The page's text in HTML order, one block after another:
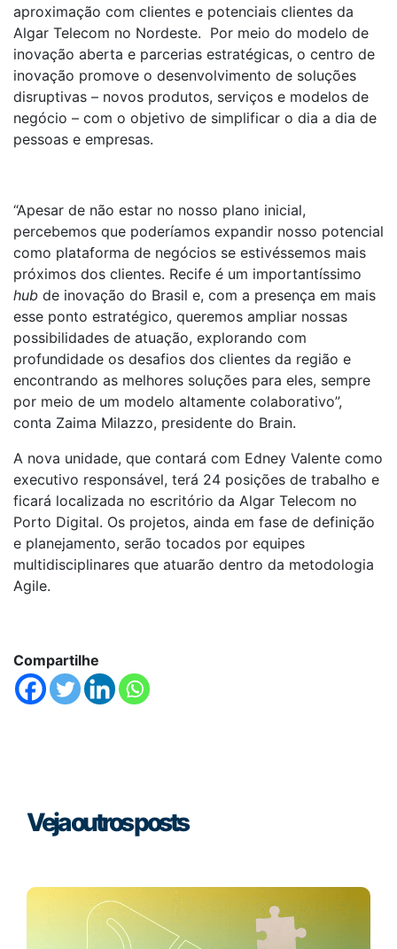
aproximação com clientes e potenciais clientes da
Algar Telecom no Nordeste. Por meio do modelo de
inovação aberta e parcerias estratégicas, o centro de
inovação promove o desenvolvimento de soluções
disruptivas – novos produtos, serviços e modelos de
negócio – com o objetivo de simplificar o dia a dia de
pessoas e empresas.
“Apesar de não estar no nosso plano inicial,
percebemos que poderíamos expandir nosso potencial
como plataforma de negócios se estivéssemos mais
próximos dos clientes. Recife é um importantíssimo
hub de inovação do Brasil e, com a presença em mais
esse ponto estratégico, queremos ampliar nossas
possibilidades de atuação, explorando com
profundidade os desafios dos clientes da região e
encontrando as melhores soluções para eles, sempre
por meio de um modelo altamente colaborativo”,
conta Zaima Milazzo, presidente do Brain.
A nova unidade, que contará com Edney Valente como
executivo responsável, terá 24 posições de trabalho e
ficará localizada no escritório da Algar Telecom no
Porto Digital. Os projetos, ainda em fase de definição
e planejamento, serão tocados por equipes
multidisciplinares que atuarão dentro da metodologia
Agile.
Compartilhe
Veja outros posts